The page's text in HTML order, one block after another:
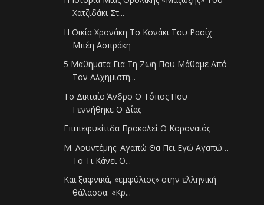
Χατζιδάκι Στ...
Η Οικία Χρονάκη Το Κονάκι Του Ρασίχ
Μπέη Ασπράκη
5 Μαθήματα Για Τη Ζωή Που Μάθαμε Από
Τον Αλχημιστή...
Το Δικταίο Άνδρο Ο Τόπος Που
Γεννήθηκε Ο Δίας
Επιπεφυκίτιδα Προκαλεί Ο Κοροναιός
Μ. Λουντέμης: Αγαπώ Θα Πει Εγώ Αγαπώ…
Το Τι Κάνει Ο...
Και ξαφνικά, «εμφύλιος» στην ελληνική
θάλασσα: «Κρ...